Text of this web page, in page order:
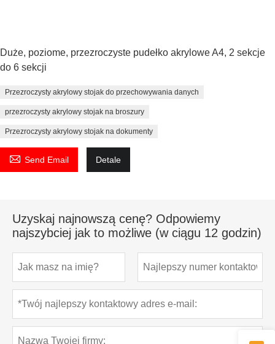
Duże, poziome, przezroczyste pudełko akrylowe A4, 2 sekcje
do 6 sekcji
Przezroczysty akrylowy stojak do przechowywania danych
przezroczysty akrylowy stojak na broszury
Przezroczysty akrylowy stojak na dokumenty
 Send Email Detale
Uzyskaj najnowszą cenę? Odpowiemy
najszybciej jak to możliwe (w ciągu 12 godzin)